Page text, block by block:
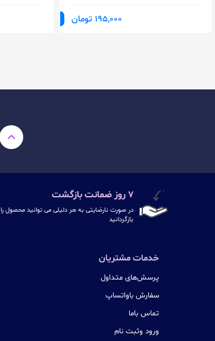
195,000 تومان
۷ روز ضمانت بازگشت
در صورت نارضایتی به هر دلیلی می توانید محصول را
بازگردانید
خدمات مشتریان
پرسش‌های متداول
سفارش باواتساپ
تماس باما
ورود وثبت نام